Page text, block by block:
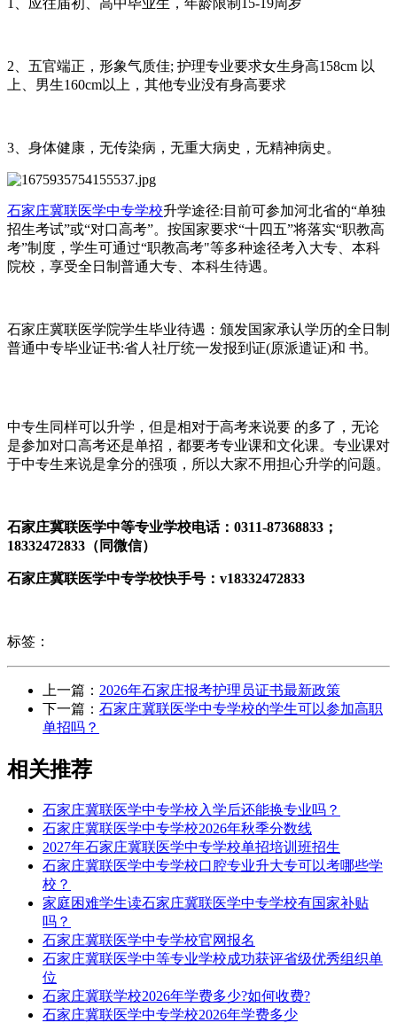
2、五官端正，形象气质佳; 护理专业要求女生身高158cm 以
上、男生160cm以上，其他专业没有身高要求
3、身体健康，无传染病，无重大病史，无精神病史。
石家庄冀联医学中专学校升学途径:目前可参加河北省的“单独
招生考试”或“对口高考”。按国家要求“十四五”将落实“职教高
考”制度，学生可通过“职教高考"等多种途径考入大专、本科
院校，享受全日制普通大专、本科生待遇。
石家庄冀联医学院学生毕业待遇：颁发国家承认学历的全日制
普通中专毕业证书:省人社厅统一发报到证(原派遣证)和 书。
中专生同样可以升学，但是相对于高考来说要 的多了，无论
是参加对口高考还是单招，都要考专业课和文化课。专业课对
于中专生来说是拿分的强项，所以大家不用担心升学的问题。
石家庄冀联医学中等专业学校电话：0311-87368833；
18332472833（同微信）
石家庄冀联医学中专学校快手号：v18332472833
标签：
上一篇： 2026年石家庄报考护理员证书最新政策
下一篇： 石家庄冀联医学中专学校的学生可以参加高职
单招吗？
相关推荐
石家庄冀联医学中专学校入学后还能换专业吗？
石家庄冀联医学中专学校2026年秋季分数线
2027年石家庄冀联医学中专学校单招培训班招生
石家庄冀联医学中专学校口腔专业升大专可以考哪些学
校？
家庭困难学生读石家庄冀联医学中专学校有国家补贴
吗？
石家庄冀联医学中专学校官网报名
石家庄冀联医学中等专业学校成功获评省级优秀组织单
位
石家庄冀联学校2026年学费多少?如何收费?
石家庄冀联医学中专学校2026年学费多少